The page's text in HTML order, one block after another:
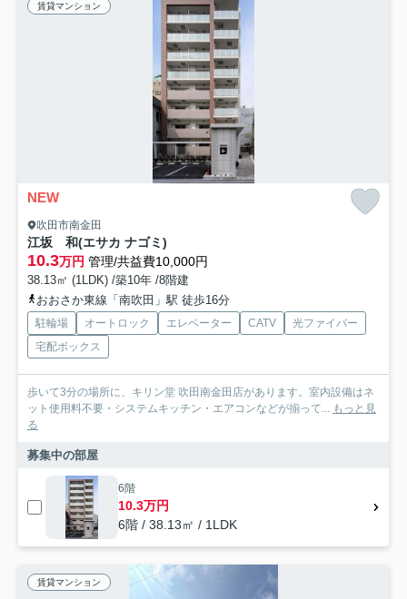
賃貸マンション
NEW
吹田市南金田
江坂 和(エサカ ナゴミ)
10.3万円 管理/共益費10,000円
38.13㎡ (1LDK) /築10年 /8階建
おおさか東線「南吹田」駅 徒歩16分
駐輪場 オートロック エレベーター CATV
光ファイバー
宅配ボックス
歩いて3分の場所に、キリン堂 吹田南金田店があります。室内設備はネ
ット使用料不要・システムキッチン・エアコンなどが揃って... もっと見
る
募集中の部屋
6階
10.3万円
6階 / 38.13㎡ / 1LDK
賃貸マンション